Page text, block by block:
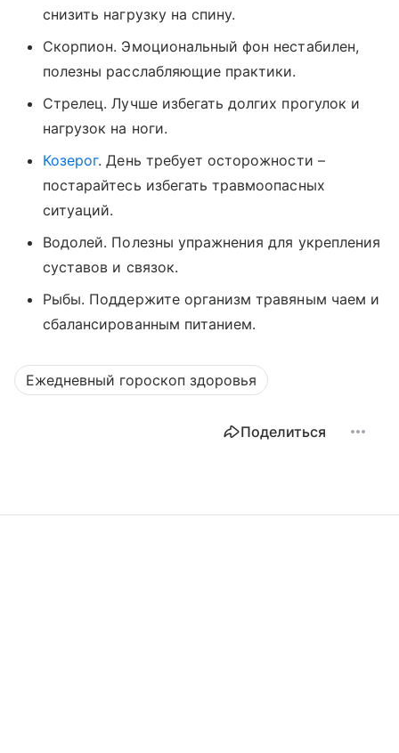
снизить нагрузку на спину.
Скорпион. Эмоциональный фон нестабилен,
полезны расслабляющие практики.
Стрелец. Лучше избегать долгих прогулок и
нагрузок на ноги.
Козерог. День требует осторожности –
постарайтесь избегать травмоопасных
ситуаций.
Водолей. Полезны упражнения для укрепления
суставов и связок.
Рыбы. Поддержите организм травяным чаем и
сбалансированным питанием.
Ежедневный гороскоп здоровья
Поделиться